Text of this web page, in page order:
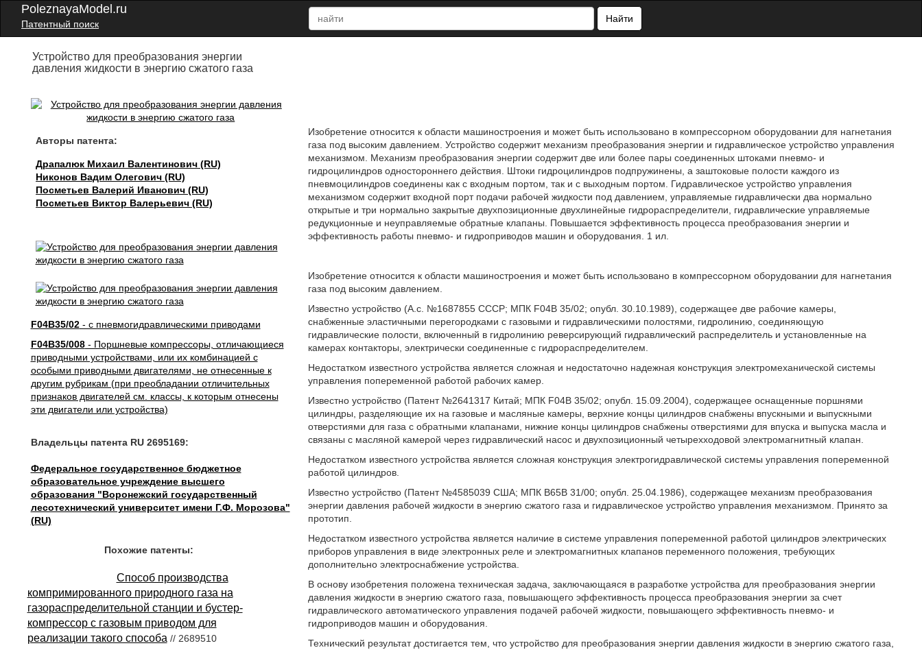
PoleznayaModel.ru
Патентный поиск
Найти
Устройство для преобразования энергии
давления жидкости в энергию сжатого газа
Авторы патента:
Драпалюк Михаил Валентинович (RU)
Никонов Вадим Олегович (RU)
Посметьев Валерий Иванович (RU)
Посметьев Виктор Валерьевич (RU)
F04B35/02- с пневмогидравлическими приводами
F04B35/008- Поршневые компрессоры, отличающиеся
приводными устройствами, или их комбинацией с
особыми приводными двигателями, не отнесенные к
другим рубрикам (при преобладании отличительных
признаков двигателей см. классы, к которым отнесены
эти двигатели или устройства)
Владельцы патента RU 2695169:
Федеральное государственное бюджетное
образовательное учреждение высшего
образования "Воронежский государственный
лесотехнический университет имени Г.Ф. Морозова"
(RU)
Изобретение относится к области машиностроения и может быть использовано в компрессорном оборудовании для нагнетания
газа под высоким давлением. Устройство содержит механизм преобразования энергии и гидравлическое устройство управления
механизмом. Механизм преобразования энергии содержит две или более пары соединенных штоками пневмо- и
гидроцилиндров одностороннего действия. Штоки гидроцилиндров подпружинены, а заштоковые полости каждого из
пневмоцилиндров соединены как с входным портом, так и с выходным портом. Гидравлическое устройство управления
механизмом содержит входной порт подачи рабочей жидкости под давлением, управляемые гидравлически два нормально
открытые и три нормально закрытые двухпозиционные двухлинейные гидрораспределители, гидравлические управляемые
редукционные и неуправляемые обратные клапаны. Повышается эффективность процесса преобразования энергии и
эффективность работы пневмо- и гидроприводов машин и оборудования. 1 ил.
Изобретение относится к области машиностроения и может быть использовано в компрессорном оборудовании для нагнетания
газа под высоким давлением.
Известно устройство (А.с. №1687855 СССР; МПК F04B 35/02; опубл. 30.10.1989), содержащее две рабочие камеры,
снабженные эластичными перегородками с газовыми и гидравлическими полостями, гидролинию, соединяющую
гидравлические полости, включенный в гидролинию реверсирующий гидравлический распределитель и установленные на
камерах контакторы, электрически соединенные с гидрораспределителем.
Недостатком известного устройства является сложная и недостаточно надежная конструкция электромеханической системы
управления попеременной работой рабочих камер.
Известно устройство (Патент №2641317 Китай; МПК F04B 35/02; опубл. 15.09.2004), содержащее оснащенные поршнями
цилиндры, разделяющие их на газовые и масляные камеры, верхние концы цилиндров снабжены впускными и выпускными
отверстиями для газа с обратными клапанами, нижние концы цилиндров снабжены отверстиями для впуска и выпуска масла и
связаны с масляной камерой через гидравлический насос и двухпозиционный четырехходовой электромагнитный клапан.
Недостатком известного устройства является сложная конструкция электрогидравлической системы управления попеременной
работой цилиндров.
Известно устройство (Патент №4585039 США; МПК В65В 31/00; опубл. 25.04.1986), содержащее механизм преобразования
энергии давления рабочей жидкости в энергию сжатого газа и гидравлическое устройство управления механизмом. Принято за
прототип.
Недостатком известного устройства является наличие в системе управления попеременной работой цилиндров электрических
приборов управления в виде электронных реле и электромагнитных клапанов переменного положения, требующих
дополнительно электроснабжение устройства.
В основу изобретения положена техническая задача, заключающаяся в разработке устройства для преобразования энергии
давления жидкости в энергию сжатого газа, повышающего эффективность процесса преобразования энергии за счет
гидравлического автоматического управления подачей рабочей жидкости, повышающего эффективность пневмо- и
гидроприводов машин и оборудования.
Технический результат достигается тем, что устройство для преобразования энергии давления жидкости в энергию сжатого газа,
Похожие патенты:
Способ производства
компримированного природного газа на
газораспределительной станции и бустер-
компрессор с газовым приводом для
реализации такого способа // 2689510